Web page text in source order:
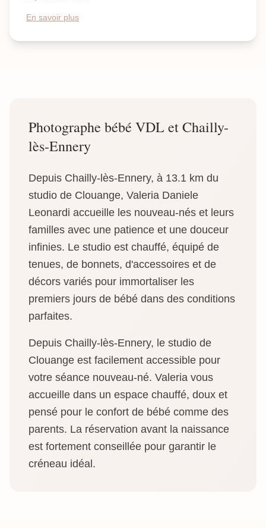
En savoir plus
Photographe bébé VDL et Chailly-
lès-Ennery
Depuis Chailly-lès-Ennery, à 13.1 km du
studio de Clouange, Valeria Daniele
Leonardi accueille les nouveau-nés et leurs
familles avec une patience et une douceur
infinies. Le studio est chauffé, équipé de
tenues, de bonnets, d'accessoires et de
décors variés pour immortaliser les
premiers jours de bébé dans des conditions
parfaites.
Depuis Chailly-lès-Ennery, le studio de
Clouange est facilement accessible pour
votre séance nouveau-né. Valeria vous
accueille dans un espace chauffé, doux et
pensé pour le confort de bébé comme des
parents. La réservation avant la naissance
est fortement conseillée pour garantir le
créneau idéal.